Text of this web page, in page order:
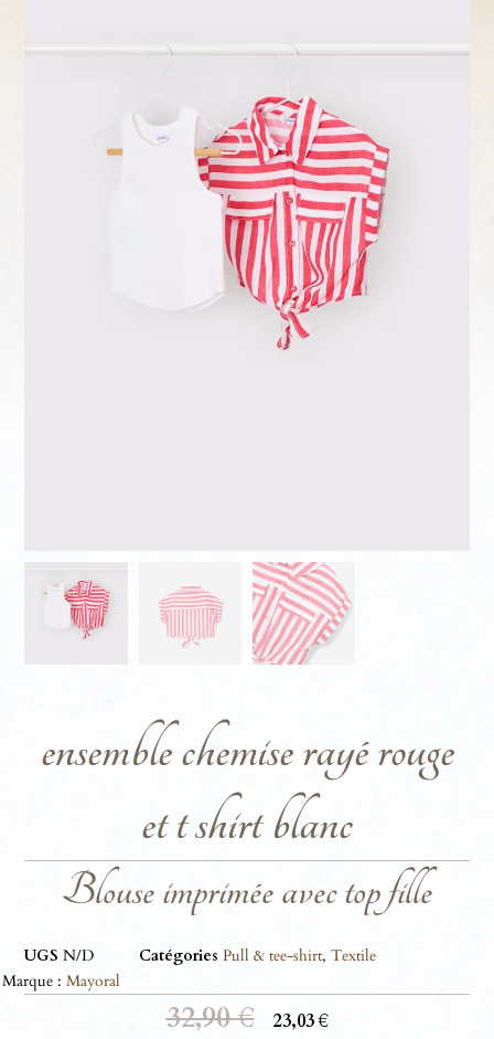
ensemble chemise rayé rouge
et t shirt blanc
Blouse imprimée avec top fille
UGSN/D Catégories Pull & tee-shirt,Textile
Marque : Mayoral
32,90€ 23,03€